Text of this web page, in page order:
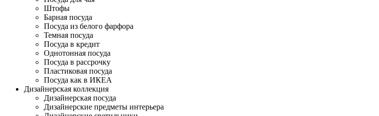
Штофы
Барная посуда
Посуда из белого фарфора
Темная посуда
Посуда в кредит
Однотонная посуда
Посуда в рассрочку
Пластиковая посуда
Посуда как в ИКЕА
Дизайнерская коллекция
Дизайнерская посуда
Дизайнерские предметы интерьера